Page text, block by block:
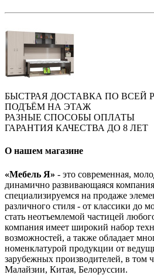
БЫСТРАЯ ДОСТАВКА ПО ВСЕЙ
ПОДЪЁМ НА ЭТАЖ
РАЗНЫЕ СПОСОБЫ ОПЛАТЫ
ГАРАНТИЯ КАЧЕСТВА ДО 8 ЛЕТ
О нашем магазине
«Мебель Я» - это современная,
динамично развивающаяся
специализируемся на продаже
различного стиля - от классики до
стать неотъемлемой частицей
компания имеет широкий набор
возможностей, а также обладает
номенклатурой продукции от
зарубежных производителей, в том
Малайзии, Китая, Белоруссии.